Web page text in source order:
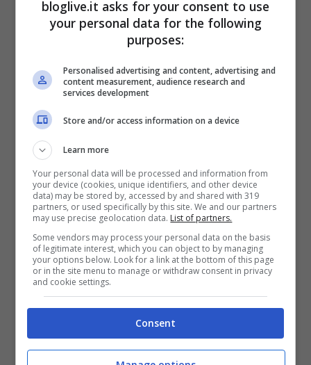
In attesa di conferme sul fronte del comico
e attore toscano, prendono decisamente
quota le candidature diClaudio Baglioni
Gino Paoli , due che al Festival hanno dato
tanto. Assieme a loro restano possibili le
partecipazioni diGiorgia(in coppia con
Alicia Keys) eLaura Pausini,ancora
protagonista del discusso intrigo
alla sua concomitante tournèe in Brasile.
La bomba finale
di Libero riguarda infine la
bloglive.it asks for your consent to use
your personal data for the following
purposes:
Personalised advertising and content, advertising and
content measurement, audience research and
services development
Store and/or access information on a device
Learn more
Your personal data will be processed and information from
your device (cookies, unique identifiers, and other device
data) may be stored by, accessed by and shared with 319
partners, or used specifically by this site. We and our partners
may use precise geolocation data. List of partners.
Some vendors may process your personal data on the basis
of legitimate interest, which you can object to by managing
your options below. Look for a link at the bottom of this page
or in the site menu to manage or withdraw consent in privacy
and cookie settings.
Consent